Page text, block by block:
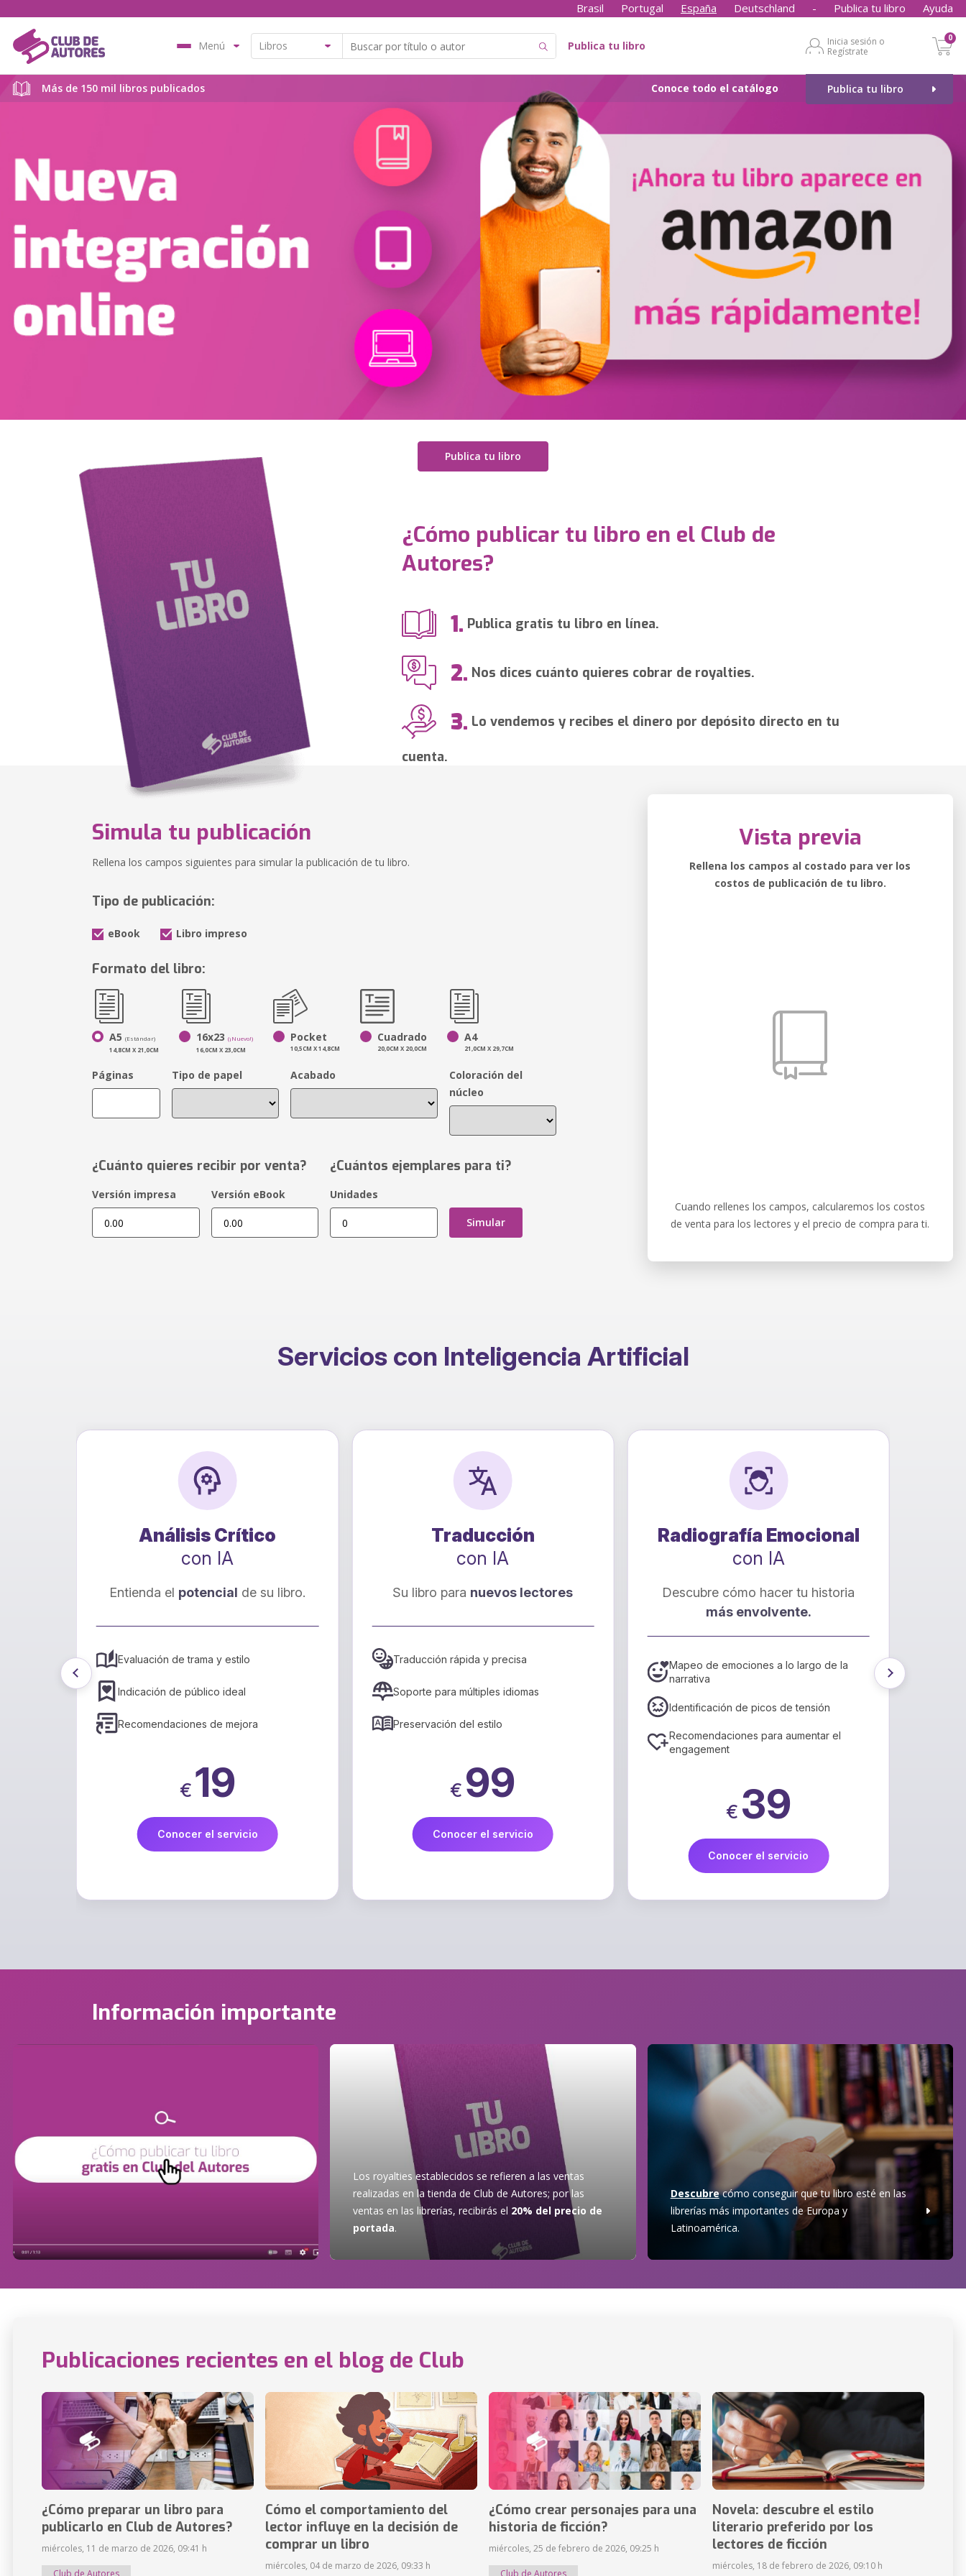
Brasil Portugal España Deutschland - Publica tu libro Ayuda
Menú Publica tu libro
Inicia sesión o
Regístrate
0
Publica tu libro
Más de 150 mil libros publicados Conoce todo el catálogo
Publica tu libro
¿Cómo publicar tu libro en el Club de
Autores?
1. Publica gratis tu libro en línea.
2. Nos dices cuánto quieres cobrar de royalties.
3. Lo vendemos y recibes el dinero por depósito directo en tu
cuenta.
Simula tu publicación
Rellena los campos siguientes para simular la publicación de tu libro.
Tipo de publicación:
eBook Libro impreso
Formato del libro:
A5(Estándar)
14,8CM X 21,0CM
16x23(¡Nuevo!)
16,0CM X 23,0CM
Pocket
10,5CM X 14,8CM
Cuadrado
20,0CM X 20,0CM
A4
21,0CM X 29,7CM
Páginas Tipo de papel Acabado
Coloración del
núcleo
¿Cuánto quieres recibir por venta?
Versión impresa Versión eBook
¿Cuántos ejemplares para ti?
Unidades
Simular
Vista previa
Rellena los campos al costado para ver los
costos de publicación de tu libro.
Cuando rellenes los campos, calcularemos los costos
de venta para los lectores y el precio de compra para ti.
Servicios con Inteligencia Artificial
Análisis Crítico
con IA
Entienda el potencial de su libro.
Evaluación de trama y estilo
Indicación de público ideal
Recomendaciones de mejora
€19
Conocer el servicio
Traducción
con IA
Su libro para nuevos lectores
Traducción rápida y precisa
Soporte para múltiples idiomas
Preservación del estilo
€ 99
Conocer el servicio
Radiografía Emocional
con IA
Descubre cómo hacer tu historia
más envolvente.
Mapeo de emociones a lo largo de la
narrativa
Identificación de picos de tensión
Recomendaciones para aumentar el
engagement
€ 39
Conocer el servicio
Información importante
Los royalties establecidos se refieren a las ventas
realizadas en la tienda de Club de Autores; por las
ventas en las librerías, recibirás el 20% del precio de
portada.
Descubrecómo conseguir que tu libro esté en las
librerías más importantes de Europa y
Latinoamérica.
Publicaciones recientes en el blog de Club
¿Cómo preparar un libro para
publicarlo en Club de Autores?
miércoles, 11 de marzo de 2026, 09:41 h
Cómo el comportamiento del
lector influye en la decisión de
comprar un libro
miércoles, 04 de marzo de 2026, 09:33 h
¿Cómo crear personajes para una
historia de ficción?
miércoles, 25 de febrero de 2026, 09:25 h
Novela: descubre el estilo
literario preferido por los
lectores de ficción
miércoles, 18 de febrero de 2026, 09:10 h